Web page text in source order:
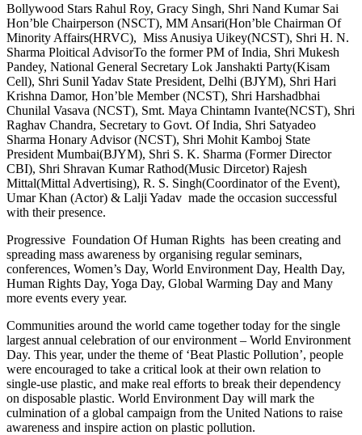
Bollywood Stars Rahul Roy, Gracy Singh, Shri Nand Kumar Sai
Hon’ble Chairperson (NSCT), MM Ansari(Hon’ble Chairman Of
Minority Affairs(HRVC), Miss Anusiya Uikey(NCST), Shri H. N.
Sharma Ploitical AdvisorTo the former PM of India, Shri Mukesh
Pandey, National General Secretary Lok Janshakti Party(Kisam
Cell), Shri Sunil Yadav State President, Delhi (BJYM), Shri Hari
Krishna Damor, Hon’ble Member (NCST), Shri Harshadbhai
Chunilal Vasava (NCST), Smt. Maya Chintamn Ivante(NCST), Shri
Raghav Chandra, Secretary to Govt. Of India, Shri Satyadeo
Sharma Honary Advisor (NCST), Shri Mohit Kamboj State
President Mumbai(BJYM), Shri S. K. Sharma (Former Director
CBI), Shri Shravan Kumar Rathod(Music Dircetor) Rajesh
Mittal(Mittal Advertising), R. S. Singh(Coordinator of the Event),
Umar Khan (Actor) & Lalji Yadav made the occasion successful
with their presence.
Progressive Foundation Of Human Rights has been creating and
spreading mass awareness by organising regular seminars,
conferences, Women’s Day, World Environment Day, Health Day,
Human Rights Day, Yoga Day, Global Warming Day and Many
more events every year.
Communities around the world came together today for the single
largest annual celebration of our environment – World Environment
Day. This year, under the theme of ‘Beat Plastic Pollution’, people
were encouraged to take a critical look at their own relation to
single-use plastic, and make real efforts to break their dependency
on disposable plastic. World Environment Day will mark the
culmination of a global campaign from the United Nations to raise
awareness and inspire action on plastic pollution.